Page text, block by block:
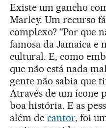
Existe um gancho
Marley. Um recurso
complexo? “Por que
famosa da Jamaica e
cultural. E, como
que não está nada
gente não sabia que
Através de um ícone
boa história. E as
além de cantor, foi